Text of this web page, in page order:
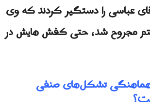
عباسی را دستگیر کردند که وی
مجروح شد، حتی کفش هایش در
تشکل‌های صنفی